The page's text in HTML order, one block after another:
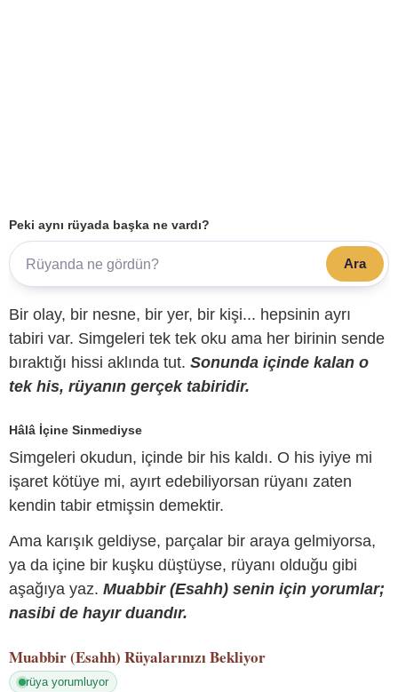
Peki aynı rüyada başka ne vardı?
Ara
Bir olay, bir nesne, bir yer, bir kişi... hepsinin ayrı
tabiri var. Simgeleri tek tek oku ama her birinin sende
bıraktığı hissi aklında tut. Sonunda içinde kalan o
tek his, rüyanın gerçek tabiridir.
Hâlâ İçine Sinmediyse
Simgeleri okudun, içinde bir his kaldı. O his iyiye mi
işaret kötüye mi, ayırt edebiliyorsan rüyanı zaten
kendin tabir etmişsin demektir.
Ama karışık geldiyse, parçalar bir araya gelmiyorsa,
ya da içine bir kuşku düştüyse, rüyanı olduğu gibi
aşağıya yaz. Muabbir (Esahh) senin için yorumlar;
nasibi de hayır duandır.
Muabbir (Esahh) Rüyalarınızı Bekliyor
rüya yorumluyor